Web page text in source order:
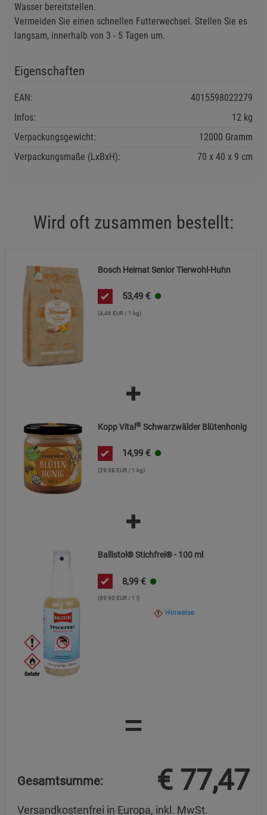
Wasser bereitstellen.
Vermeiden Sie einen schnellen Futterwechsel. Stellen Sie es
langsam, innerhalb von 3 - 5 Tagen um.
Eigenschaften
EAN:
4015598022279
Infos:
12 kg
Verpackungsgewicht:
12000 Gramm
Verpackungsmaße (LxBxH):
70 40 9 cm
Wird oft zusammen bestellt:
Bosch Heimat Senior Tierwohl-Huhn
53,49 €
(4,46 EUR / 1 kg)
Kopp Vital® Schwarzwälder Blütenhonig
14,99 €
(29,98 EUR / 1 kg)
Ballistol® Stichfrei® - 100 ml
8,99 €
(89,90 EUR / 1 l)
Hinweise
=
Gesamtsumme: € 77,47
Versandkostenfrei in Europa, inkl. MwSt.